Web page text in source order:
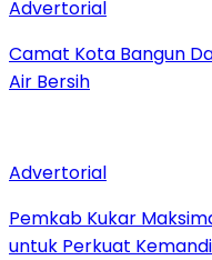
Advertorial
Camat Kota Bangun
Air Bersih
Advertorial
Pemkab Kukar
untuk Perkuat